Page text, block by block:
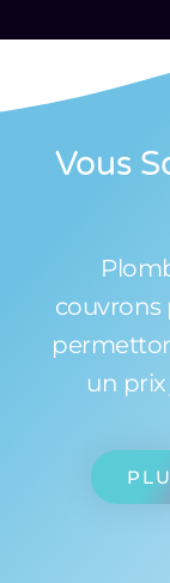
Vous
couvrons
un prix